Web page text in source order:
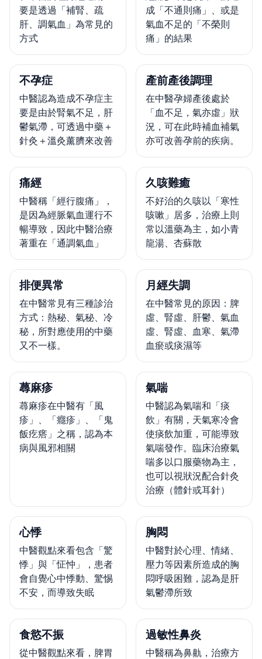
要是透過「補腎、疏
肝、調氣血」為常見的
方式
成「不通則痛」、或是
氣血不足的「不榮則
痛」的結果
不孕症
中醫認為造成不孕症主
要是由於腎氣不足，肝
鬱氣滯，可透過中藥＋
針灸＋溫灸薰臍來改善
產前產後調理
在中醫孕婦產後處於
「血不足，氣亦虛」狀
況，可在此時補血補氣
亦可改善孕前的疾病。
痛經
中醫稱「經行腹痛」，
是因為經脈氣血運行不
暢導致，因此中醫治療
著重在「通調氣血」
久咳難癒
不好治的久咳以「寒性
咳嗽」居多，治療上則
常以溫藥為主，如小青
龍湯、杏蘇散
排便異常
在中醫常見有三種診治
方式：熱秘、氣秘、冷
秘，所對應使用的中藥
又不一樣。
月經失調
在中醫常見的原因：脾
虛、腎虛、肝鬱、氣血
虛、腎虛、血寒、氣滯
血瘀或痰濕等
蕁麻疹
蕁麻疹在中醫有「風
疹」、「癮疹」、「鬼
飯疙瘩」之稱，認為本
病與風邪相關
氣喘
中醫認為氣喘和「痰
飲」有關，天氣寒冷會
使痰飲加重，可能導致
氣喘發作。臨床治療氣
喘多以口服藥物為主，
也可以視狀況配合針灸
治療（體針或耳針）
心悸
中醫觀點來看包含「驚
悸」與「怔忡」，患者
會自覺心中悸動、驚惕
不安，而導致失眠
胸悶
中醫對於心理、情緒、
壓力等因素所造成的胸
悶呼吸困難，認為是肝
氣鬱滯所致
食慾不振
從中醫觀點來看，脾胃
過敏性鼻炎
中醫稱為鼻鼽，治療方